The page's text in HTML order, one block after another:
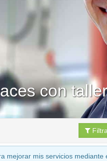
con
mejorar mis servicios